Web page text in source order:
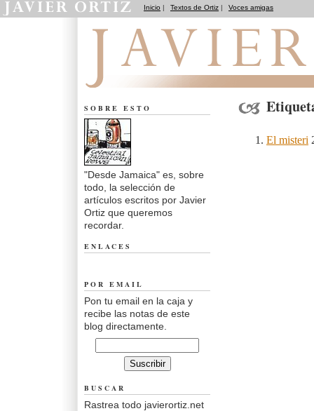
Inicio | Textos de Ortiz | Voces amigas
El misteri
SOBRE ESTO
"Desde Jamaica" es, sobre
todo, la selección de
artículos escritos por Javier
Ortiz que queremos
recordar.
ENLACES
POR EMAIL
Pon tu email en la caja y
recibe las notas de este
blog directamente.
BUSCAR
Rastrea todo javierortiz.net